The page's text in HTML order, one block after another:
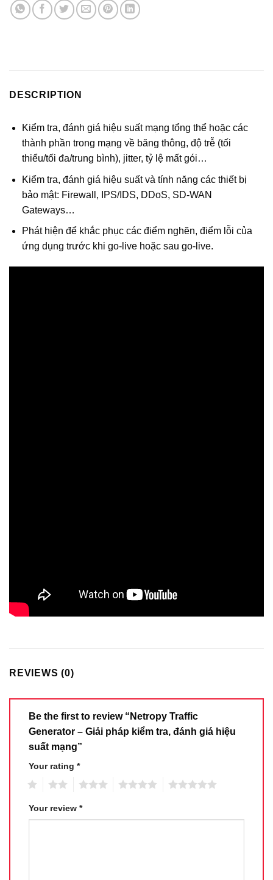
DESCRIPTION
Kiểm tra, đánh giá hiệu suất mạng tổng thể hoặc các
thành phần trong mạng về băng thông, độ trễ (tối
thiểu/tối đa/trung bình), jitter, tỷ lệ mất gói…
Kiểm tra, đánh giá hiệu suất và tính năng các thiết bị
bảo mật: Firewall, IPS/IDS, DDoS, SD-WAN
Gateways…
Phát hiện để khắc phục các điểm nghẽn, điểm lỗi của
ứng dụng trước khi go-live hoặc sau go-live.
REVIEWS (0)
Be the first to review “Netropy Traffic
Generator – Giải pháp kiểm tra, đánh giá hiệu
suất mạng”
Your rating *
Your review *